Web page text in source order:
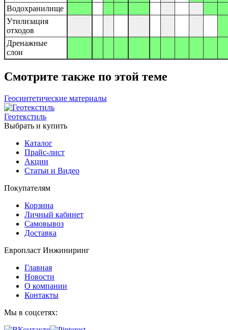
Водохранилище
Утилизация
отходов
Дренажные
слои
Смотрите также по этой теме
Геосинтетические материалы
Геотекстиль
Выбрать и купить
Каталог
Прайс-лист
Акции
Статьи и Видео
Покупателям
Корзина
Личный кабинет
Самовывоз
Доставка
Европласт Инжиниринг
Главная
Новости
О компании
Контакты
Мы в соцсетях: